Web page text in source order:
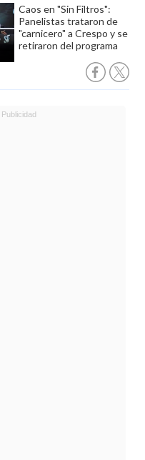
Caos en "Sin Filtros":
Panelistas trataron de
"carnicero" a Crespo y se
retiraron del programa